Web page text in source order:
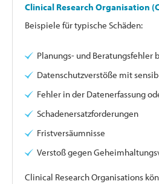
Clinical Research Organisation
Beispiele für typische Schäden:
Planungs- und Beratungsfehler
Datenschutzverstöße mit
Fehler in der Datenerfassung
Schadenersatzforderungen
Fristversäumnisse
Verstoß gegen
Clinical Research Organisations